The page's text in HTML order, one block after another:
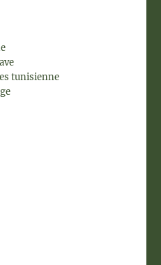
tunisienne